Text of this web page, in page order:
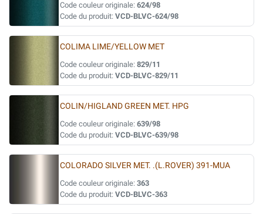
Code couleur originale: 624/98
Code du produit: VCD-BLVC-624/98
COLIMA LIME/YELLOW MET
Code couleur originale: 829/11
Code du produit: VCD-BLVC-829/11
COLIN/HIGLAND GREEN MET. HPG
Code couleur originale: 639/98
Code du produit: VCD-BLVC-639/98
COLORADO SILVER MET. .(L.ROVER) 391-MUA
Code couleur originale: 363
Code du produit: VCD-BLVC-363